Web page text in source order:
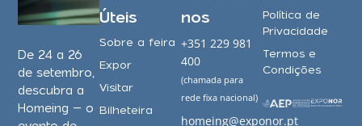
De 24 a 26
de setembro,
descubra a
Homeing – o
Úteis
Sobre a feira
Expor
Visitar
Bilheteira
nos
+351 229 981
400
(chamada para
rede fixa nacional)
homeing@exponor.pt
Política de
Privacidade
Termos e
Condições